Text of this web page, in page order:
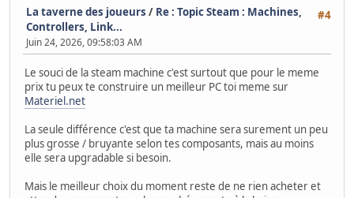
#4
La taverne des joueurs / Re : Topic Steam : Machines,
Controllers, Link...
Juin 24, 2026, 09:58:03 AM
Le souci de la steam machine c'est surtout que pour le meme
prix tu peux te construire un meilleur PC toi meme sur
Materiel.net
La seule différence c'est que ta machine sera surement un peu
plus grosse / bruyante selon tes composants, mais au moins
elle sera upgradable si besoin.
Mais le meilleur choix du moment reste de ne rien acheter et